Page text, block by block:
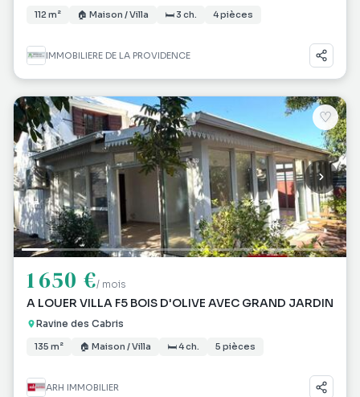
112 m² 🏠 Maison / Villa 🛏 3 ch. 4 pièces
IMMOBILIERE DE LA PROVIDENCE
♡
1 650 €/ mois
A LOUER VILLA F5 BOIS D'OLIVE AVEC GRAND JARDIN
Ravine des Cabris
135 m² 🏠 Maison / Villa 🛏 4 ch. 5 pièces
ARH IMMOBILIER